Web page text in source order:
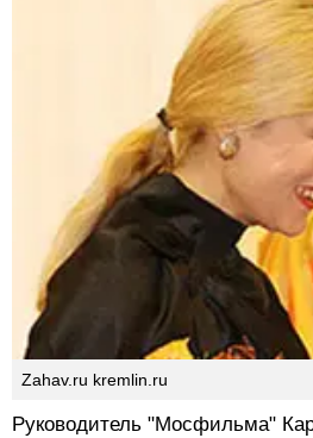
Zahav.ru kremlin.ru
Руководитель "Мосфильма"